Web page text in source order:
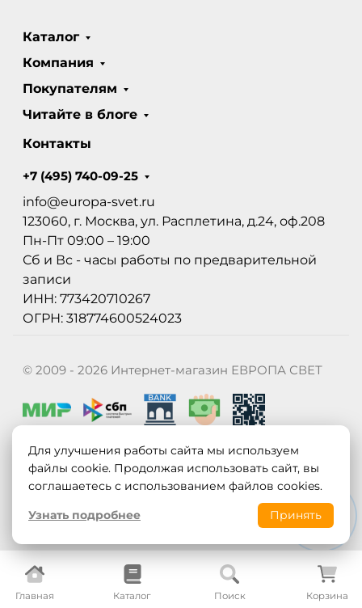
Главная Каталог Поиск Корзина
Каталог
Компания
Покупателям
Читайте в блоге
Контакты
+7 (495) 740-09-25
info@europa-svet.ru
123060, г. Москва, ул. Расплетина, д.24, оф.208
Пн-Пт 09:00 – 19:00
Сб и Вс - часы работы по предварительной
записи
ИНН: 773420710267
ОГРН: 318774600524023
© 2009 - 2026 Интернет-магазин ЕВРОПА СВЕТ
Политика конфиденциальности Карта сайта
Для улучшения работы сайта мы используем
файлы cookie. Продолжая использовать сайт, вы
соглашаетесь с использованием файлов cookies.
Узнать подробнее
Принять